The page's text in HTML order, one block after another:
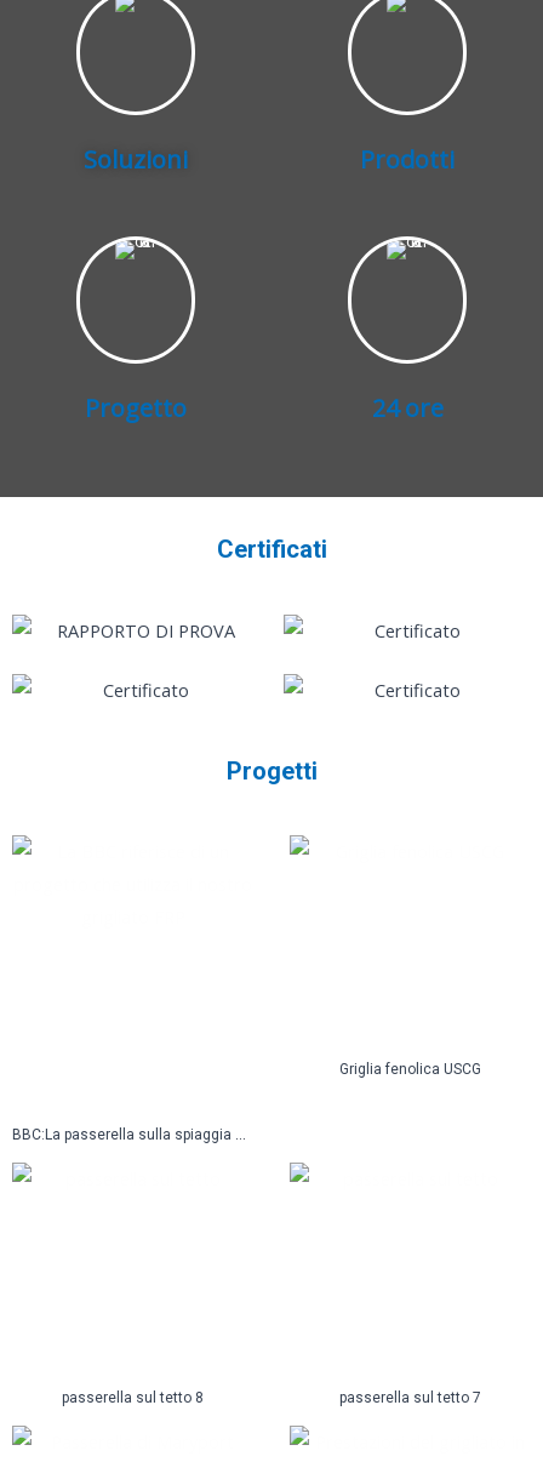
Soluzioni Prodotti
Progetto 24 ore
Certificati
Progetti
BBC:La passerella sulla spiaggia apre ufficialmente al pubblico
Griglia fenolica USCG
passerella sul tetto 8 passerella sul tetto 7